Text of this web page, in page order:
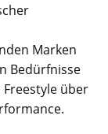
Marken
Bedürfnisse
über